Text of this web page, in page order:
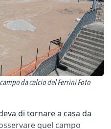
da calcio del Ferrini Foto
di tornare a casa da
quel campo